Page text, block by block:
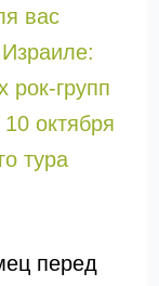
вас
групп
октября
тура
перед